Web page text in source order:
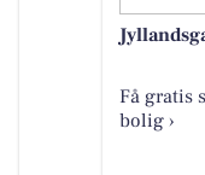
Få gratis
bolig ›